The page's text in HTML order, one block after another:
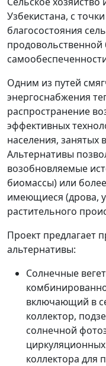
Узбекистана, с
благосостояния
продовольственной
Одним из путей
энергоснабжения
распространение
эффективных
населения, занятых
Альтернативы
возобновляемые
биомассы) или
имеющиеся (дрова,
растительного
Проект предлагает
альтернативы:
Солнечные
включающий в
коллектор,
солнечной
коллектора для